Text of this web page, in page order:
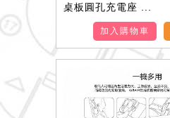
桌板圓孔充電座 ...
加入購物車